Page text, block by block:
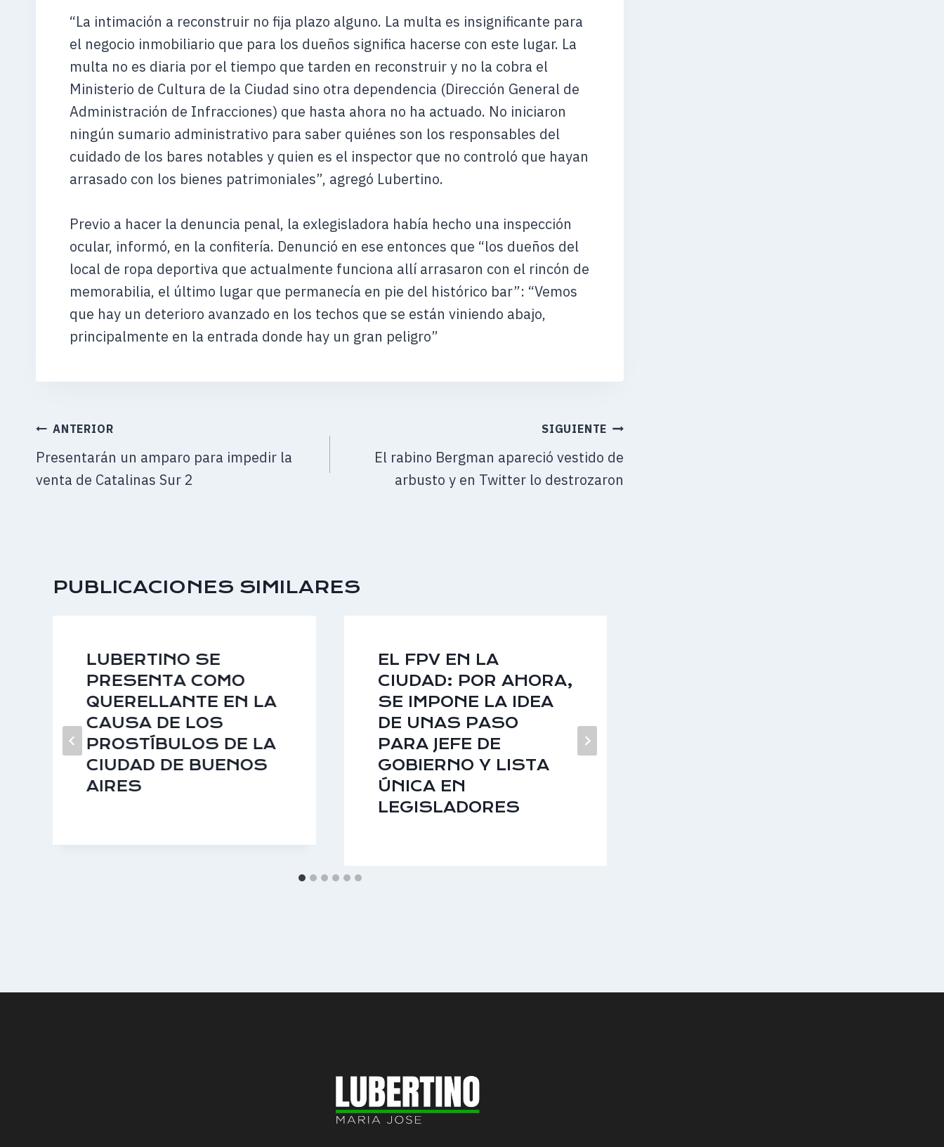
“La intimación a reconstruir no fija plazo alguno. La multa es insignificante para
el negocio inmobiliario que para los dueños significa hacerse con este lugar. La
multa no es diaria por el tiempo que tarden en reconstruir y no la cobra el
Ministerio de Cultura de la Ciudad sino otra dependencia (Dirección General de
Administración de Infracciones) que hasta ahora no ha actuado. No iniciaron
ningún sumario administrativo para saber quiénes son los responsables del
cuidado de los bares notables y quien es el inspector que no controló que hayan
arrasado con los bienes patrimoniales”, agregó Lubertino.
Previo a hacer la denuncia penal, la exlegisladora había hecho una inspección
ocular, informó, en la confitería. Denunció en ese entonces que “los dueños del
local de ropa deportiva que actualmente funciona allí arrasaron con el rincón de
memorabilia, el último lugar que permanecía en pie del histórico bar”: “Vemos
que hay un deterioro avanzado en los techos que se están viniendo abajo,
principalmente en la entrada donde hay un gran peligro”
NAVEGACIÓN
DE
ENTRADAS
ANTERIOR
Presentarán un amparo para impedir la
venta de Catalinas Sur 2
SIGUIENTE
El rabino Bergman apareció vestido de
arbusto y en Twitter lo destrozaron
PUBLICACIONES SIMILARES
LUBERTINO SE
PRESENTA COMO
QUERELLANTE EN LA
CAUSA DE LOS
PROSTÍBULOS DE LA
CIUDAD DE BUENOS
AIRES
EL FPV EN LA
CIUDAD: POR AHORA,
SE IMPONE LA IDEA
DE UNAS PASO
PARA JEFE DE
GOBIERNO Y LISTA
ÚNICA EN
LEGISLADORES